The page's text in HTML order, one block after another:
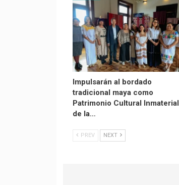
Impulsarán al bordado
tradicional maya como
Patrimonio Cultural Inmaterial
de la…
PREV NEXT